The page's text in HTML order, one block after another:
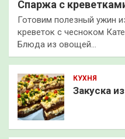
Спаржа с
Готовим полезный ужин
креветок с чесноком
Блюда из овощей…
КУХНЯ
Закуска